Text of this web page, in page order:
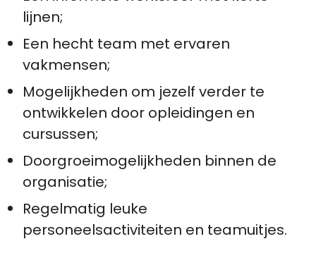
lijnen;
Een hecht team met ervaren
vakmensen;
Mogelijkheden om jezelf verder te
ontwikkelen door opleidingen en
cursussen;
Doorgroeimogelijkheden binnen de
organisatie;
Regelmatig leuke
personeelsactiviteiten en teamuitjes.